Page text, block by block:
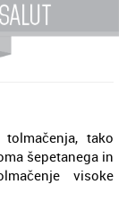
tako
šepetanega in
visoke